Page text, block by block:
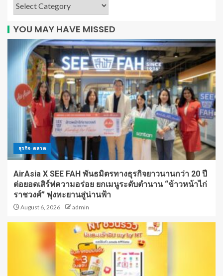
YOU MAY HAVE MISSED
ธุรกิจ-ตลาด
AirAsia X SEE FAH พันธมิตรทางธุรกิจยาวนานกว่า 20 ปี
ต่อยอดเสิร์ฟความอร่อย ยกเมนูระดับตำนาน “ข้าวหน้าไก่
ราชวงศ์” พุ่งทะยานสู่น่านฟ้า
August 6, 2026 admin